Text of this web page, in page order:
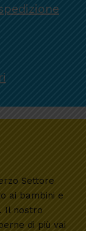
Settore
ai bambini e
Il nostro
di più vai